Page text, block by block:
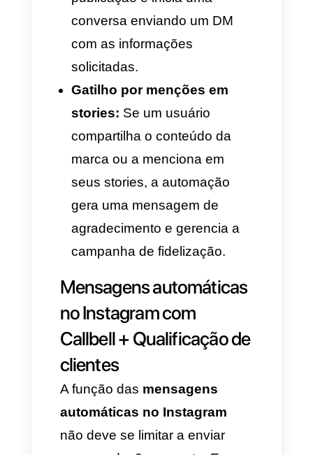
gráfica e o copy envolvente,
chega-se à seção
mensagens"
novo" . É importante configurar
com uma mensagem-chave.
Por exemplo: Olá, quero saber
mais sobre o produto, ou Olá,
quero adquirir seus serviços ou
produtos. Esse será o texto lido
para gerar a resposta imediata.
Tipos de gatilhos para
automatizar respostas no
Instagram com
ferramentas como